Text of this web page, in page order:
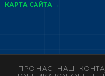
КАРТА САЙТА →
ПРО НАС НАШІ